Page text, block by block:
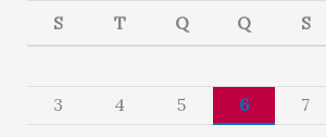
S T Q Q S
3
4 5 6 7